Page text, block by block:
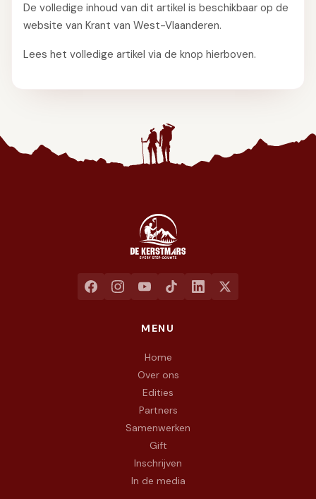
De volledige inhoud van dit artikel is beschikbaar op de
website van Krant van West-Vlaanderen.
Lees het volledige artikel via de knop hierboven.
Jaarlijkse liefdadigheidswandeling ten voordele van het
MENU
Home
Over ons
Edities
Partners
Samenwerken
Gift
Inschrijven
In de media